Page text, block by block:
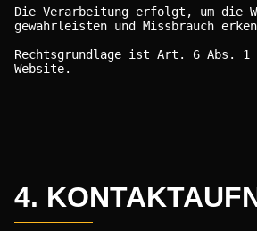
Die Verarbeitung erfolgt, um die
gewährleisten und Missbrauch
Rechtsgrundlage ist Art. 6 Abs.
Website.
4.